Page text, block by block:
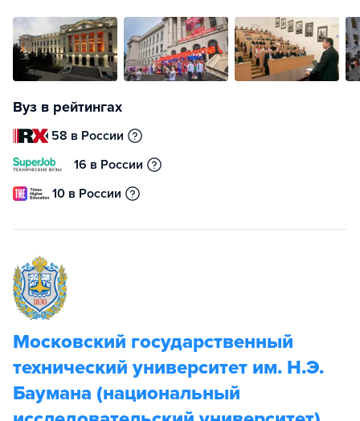
Вуз в рейтингах
58 в России
16 в России
10 в России
Московский государственный
технический университет им. Н.Э.
Баумана (национальный